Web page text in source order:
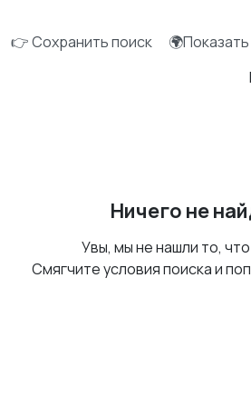
👉 Сохранить поиск
Ничего не
Увы, мы не нашли то,
Смягчите условия поиска и